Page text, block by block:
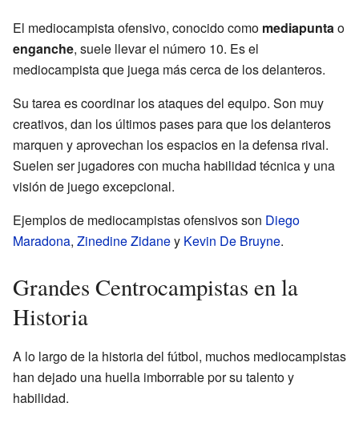
El mediocampista ofensivo, conocido como mediapuntao
enganche, suele llevar el número 10. Es el
mediocampista que juega más cerca de los delanteros.
Su tarea es coordinar los ataques del equipo. Son muy
creativos, dan los últimos pases para que los delanteros
marquen y aprovechan los espacios en la defensa rival.
Suelen ser jugadores con mucha habilidad técnica y una
visión de juego excepcional.
Ejemplos de mediocampistas ofensivos son Diego
Maradona, Zinedine Zidaney Kevin De Bruyne.
Grandes Centrocampistas en la
Historia
A lo largo de la historia del fútbol, muchos mediocampistas
han dejado una huella imborrable por su talento y
habilidad.